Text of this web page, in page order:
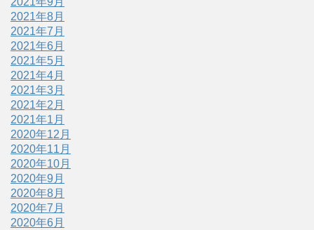
2021年8月
2021年7月
2021年6月
2021年5月
2021年4月
2021年3月
2021年2月
2021年1月
2020年12月
2020年11月
2020年10月
2020年9月
2020年8月
2020年7月
2020年6月